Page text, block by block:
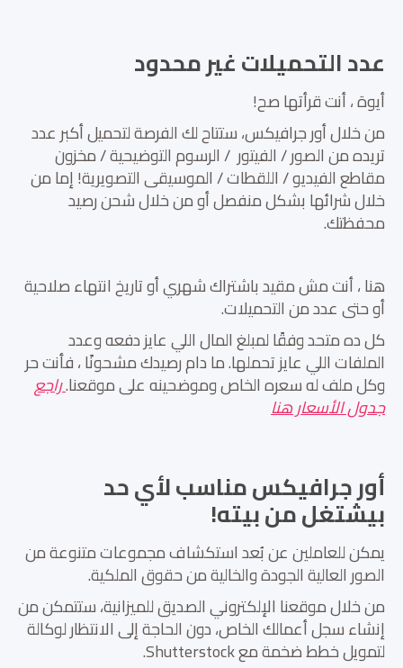
عدد التحميلات غير محدود
أيوة ، أنت قرأتها صح!
من خلال أور جرافيكس، ستتاح لك الفرصة لتحميل أكبر عدد
تريده من الصور / الفيتور / الرسوم التوضيحية / مخزون
مقاطع الفيديو / اللقطات / الموسيقى التصويرية! إما من
خلال شرائها بشكل منفصل أو من خلال شحن رصيد
محفظتك.
هنا ، أنت مش مقيد باشتراك شهري أو تاريخ انتهاء صلاحية
أو حتى عدد من التحميلات.
كل ده متحد وفقًا لمبلغ المال اللي عايز دفعه وعدد
الملفات اللي عايز تحملها. ما دام رصيدك مشحونًا ، فأنت حر
وكل ملف له سعره الخاص وموضحينه على موقعنا.راجع
جدول الأسعار هنا
أور جرافيكس مناسب لأي حد
بيشتغل من بيته!
يمكن للعاملين عن بُعد استكشاف مجموعات متنوعة من
الصور العالية الجودة والخالية من حقوق الملكية.
من خلال موقعنا الإلكتروني الصديق للميزانية، ستتمكن من
إنشاء سجل أعمالك الخاص، دون الحاجة إلى الانتظار لوكالة
لتمويل خطط ضخمة مع Shutterstock.